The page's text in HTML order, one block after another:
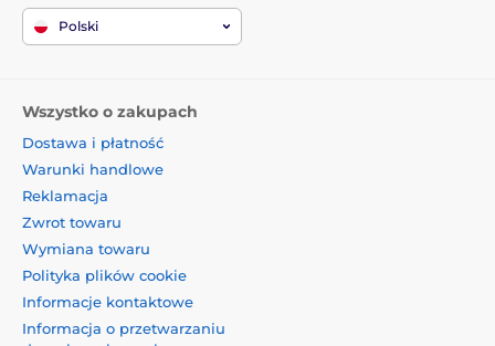
Polski
Wszystko o zakupach
Dostawa i płatność
Warunki handlowe
Reklamacja
Zwrot towaru
Wymiana towaru
Polityka plików cookie
Informacje kontaktowe
Informacja o przetwarzaniu